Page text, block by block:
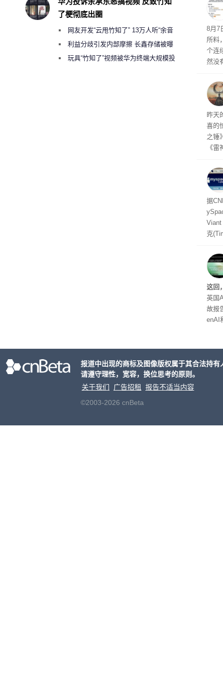
悄
8月7
所料
个连
然没
有
着——
线
昨天
喜的
之锤
《
ox
出震
据
Viant
克
合
户对
算
老牌
这回
英国
故报
enAI
了梗彻底出圈
网友开发“云甩竹知了” 13万人听“余音
绕梁”利益分歧引发内部摩擦 长鑫存储被曝
曾将华为驻场工程师驱逐出研发基地
玩具“竹知了”视频被华为终端大规模投
报道中出现的商标及图像版权属于其合法持
请遵守理性，宽容，换位思考的原则。
关于我们
广告招租
报告不适当内容
©2003-2026 cnBeta